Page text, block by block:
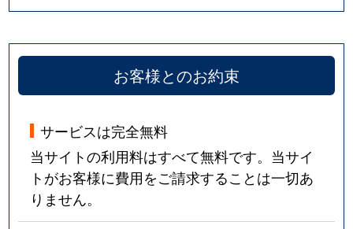
お客様とのお約束
サービスは完全無料
当サイトの利用料はすべて無料です。当サイ
トがお客様に費用をご請求することは一切あ
りません。